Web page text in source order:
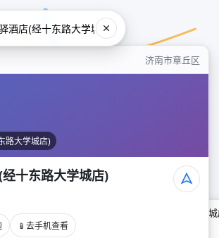
济南市章丘区
路大学城店)
十东路大学城店)
📱 去手机查看
银座佳驿酒店(经十东路大学